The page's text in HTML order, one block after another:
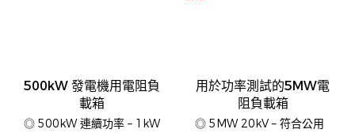
500kW 發電機用電阻負
載箱
◎ 500kW 連續功率 – 1kW
用於功率測試的5MW電
阻負載箱
◎ 5MW 20kV – 符合公用